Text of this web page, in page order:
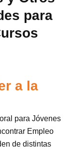
para
a la
para Jóvenes
Empleo
de distintas